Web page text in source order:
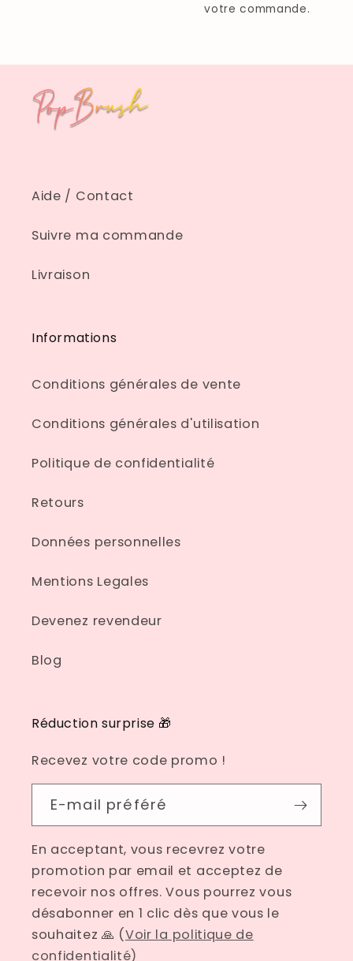
votre commande.
Aide / Contact
Suivre ma commande
Livraison
Informations
Conditions générales de vente
Conditions générales d'utilisation
Politique de confidentialité
Retours
Données personnelles
Mentions Legales
Devenez revendeur
Blog
Réduction surprise 🎁
Recevez votre code promo !
E-mail préféré
En acceptant, vous recevrez votre
promotion par email et acceptez de
recevoir nos offres. Vous pourrez vous
désabonner en 1 clic dès que vous le
souhaitez 🙏 (Voir la politique de
confidentialité)